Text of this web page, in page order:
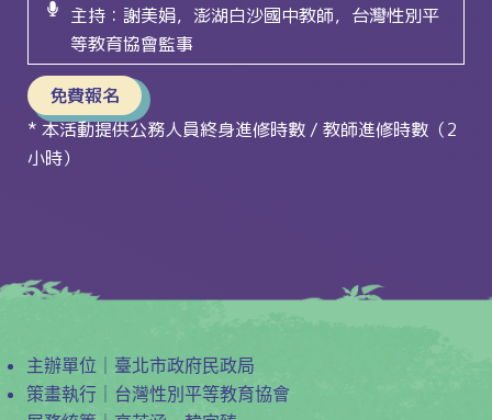
主持：謝美娟，澎湖白沙國中教師，台灣性別平
等教育協會監事
免費報名
* 本活動提供公務人員終身進修時數 / 教師進修時數（2
小時）
主辦單位｜ 臺北市政府民政局
策畫執行｜ 台灣性別平等教育協會